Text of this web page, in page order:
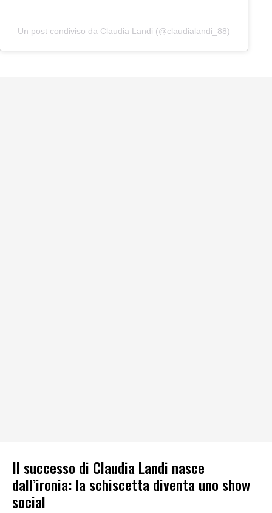
Un post condiviso da Claudia Landi (@claudialandi_88)
Il successo di Claudia Landi nasce
dall’ironia: la schiscetta diventa uno show
social